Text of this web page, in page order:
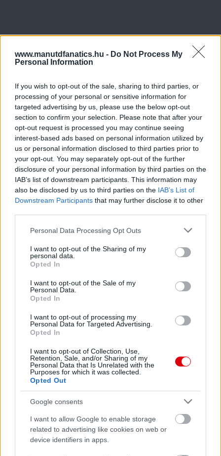
www.manutdfanatics.hu - Do Not Process My
Personal Information
If you wish to opt-out of the sale, sharing to third parties, or
processing of your personal or sensitive information for
targeted advertising by us, please use the below opt-out
section to confirm your selection. Please note that after your
opt-out request is processed you may continue seeing
interest-based ads based on personal information utilized by
us or personal information disclosed to third parties prior to
your opt-out. You may separately opt-out of the further
disclosure of your personal information by third parties on the
IAB’s list of downstream participants. This information may
also be disclosed by us to third parties on the IAB’s List of
Downstream Participants that may further disclose it to other
Please note that this website/app uses one or more Google
not limited to your visit or usage behaviour. You may click to
grant or deny consent to Google and its third-party tags to
use your data for below specified purposes in below Google
consent section.
Personal Data Processing Opt Outs
I want to opt-out of the Sharing of my
personal data.
Opted In
I want to opt-out of the Sale of my
Personal Data.
Opted In
I want to opt-out of processing my
Personal Data for Targeted Advertising.
Opted In
I want to opt-out of Collection, Use,
Retention, Sale, and/or Sharing of my
Personal Data that Is Unrelated with the
Purposes for which it was collected.
Opted Out
Google consents
I want to allow Google to enable storage
related to advertising like cookies on web or
device identifiers in apps.
Meccs Center
Paris Saint-Germain
Manchester United
Nya Ullevi, Göteborg
2026-08-08 17:00